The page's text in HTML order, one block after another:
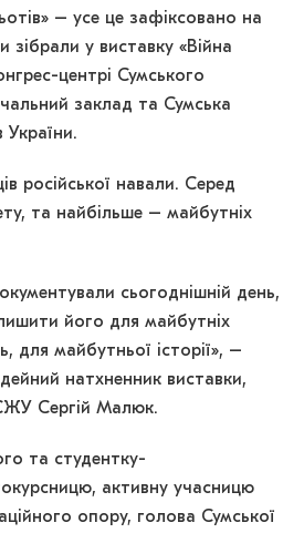
– усе це зафіксовано на
зібрали у виставку «Війна
центрі Сумського
заклад та Сумська
України.
російської навали. Серед
та найбільше – майбутніх
сьогоднішній день,
його для майбутніх
для майбутньої історії», –
натхненник виставки,
Сергій Малюк.
та студентку-
активну учасницю
опору, голова Сумської